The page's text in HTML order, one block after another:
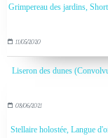
Grimpereau des jardins,
11/05/2020
Liseron des dunes
08/06/2021
Stellaire holostée, Langue